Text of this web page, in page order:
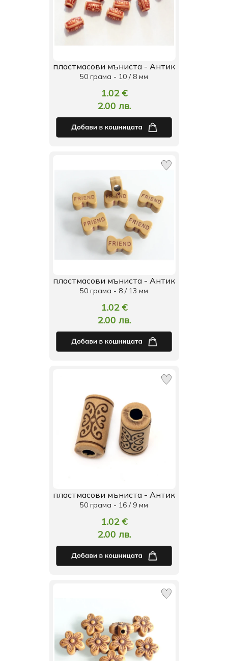
пластмасови мъниста - Антик
50 грама - 10 / 8 мм
1.02 €
2.00 лв.
пластмасови мъниста - Антик
50 грама - 8 / 13 мм
1.02 €
2.00 лв.
пластмасови мъниста - Антик
50 грама - 16 / 9 мм
1.02 €
2.00 лв.